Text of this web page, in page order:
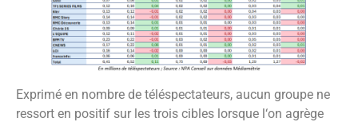
Exprimé en nombre de téléspectateurs, aucun groupe ne
ressort en positif sur les trois cibles lorsque l‘on agrège